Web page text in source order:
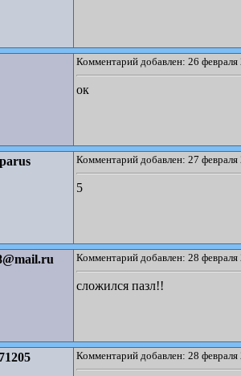
Комментарий добавлен: 26
ок
Комментарий добавлен: 27
5
Комментарий добавлен: 28
сложился пазл!!
Комментарий добавлен: 28